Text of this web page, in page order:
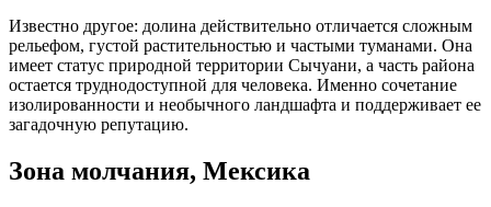
Известно другое: долина действительно отличается сложным
рельефом, густой растительностью и частыми туманами. Она
имеет статус природной территории Сычуани, а часть района
остается труднодоступной для человека. Именно сочетание
изолированности и необычного ландшафта и поддерживает ее
загадочную репутацию.
Зона молчания, Мексика